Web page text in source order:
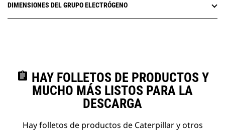
DIMENSIONES DEL GRUPO ELECTRÓGENO
assignment HAY FOLLETOS DE PRODUCTOS Y
MUCHO MÁS LISTOS PARA LA
DESCARGA
Hay folletos de productos de Caterpillar y otros